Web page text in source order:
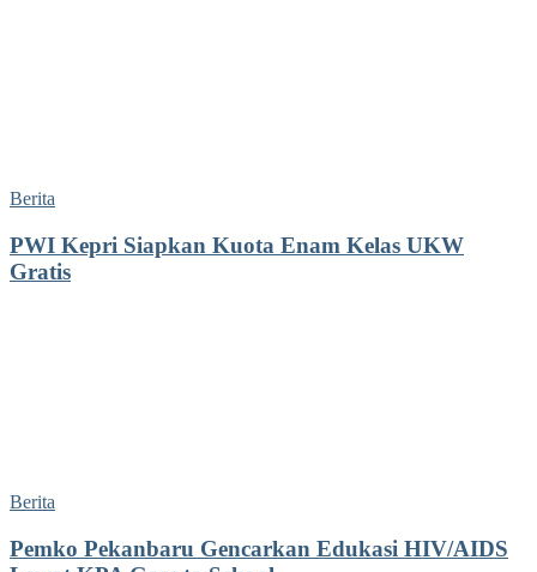
Berita
PWI Kepri Siapkan Kuota Enam Kelas UKW
Gratis
Berita
Pemko Pekanbaru Gencarkan Edukasi HIV/AIDS